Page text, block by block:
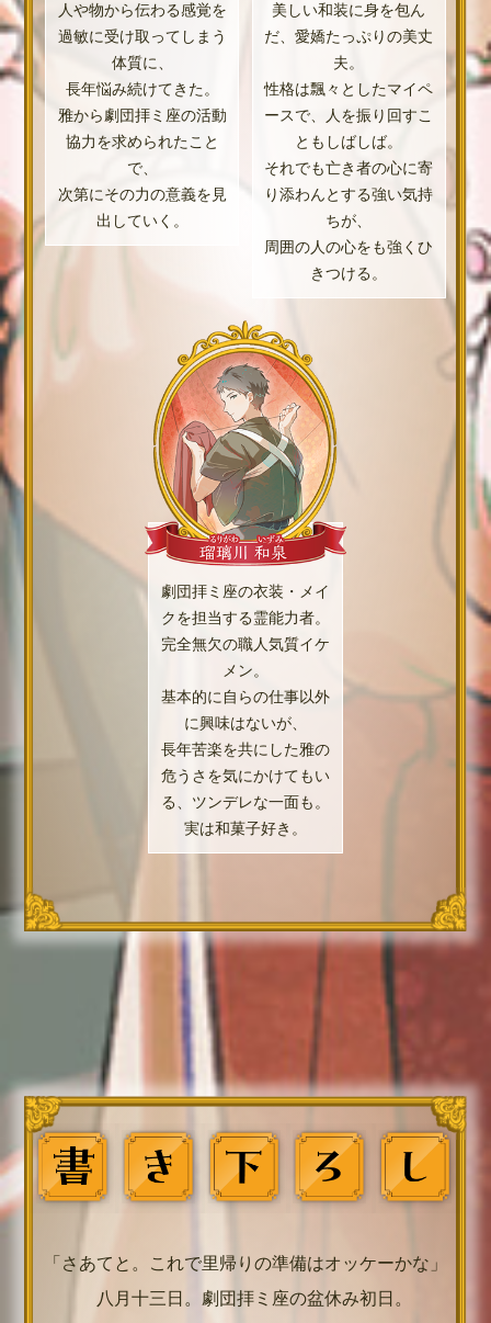
人や物から伝わる感覚を
過敏に受け取ってしまう
体質に、
長年悩み続けてきた。
雅から劇団拝ミ座の活動
協力を求められたこと
で、
次第にその力の意義を見
出していく。
美しい和装に身を包ん
だ、愛嬌たっぷりの美丈
夫。
性格は飄々としたマイペ
ースで、人を振り回すこ
ともしばしば。
それでも亡き者の心に寄
り添わんとする強い気持
ちが、
周囲の人の心をも強くひ
きつける。
劇団拝ミ座の衣装・メイ
クを担当する霊能力者。
完全無欠の職人気質イケ
メン。
基本的に自らの仕事以外
に興味はないが、
長年苦楽を共にした雅の
危うさを気にかけてもい
る、ツンデレな一面も。
実は和菓子好き。
「さあてと。これで里帰りの準備はオッケーかな」
八月十三日。劇団拝ミ座の盆休み初日。